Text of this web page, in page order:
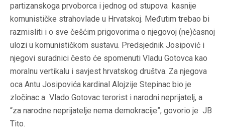
partizanskoga prvoborca i jednog od stupova kasnije
komunističke strahovlade u Hrvatskoj. Međutim trebao bi
razmisliti i o sve češćim prigovorima o njegovoj (ne)časnoj
ulozi u komunističkom sustavu. Predsjednik Josipović i
njegovi suradnici često će spomenuti Vladu Gotovca kao
moralnu vertikalu i savjest hrvatskog društva. Za njegova
oca Antu Josipovića kardinal Alojzije Stepinac bio je
zločinac a Vlado Gotovac terorist i narodni neprijatelj, a
“za narodne neprijatelje nema demokracije”, govorio je JB
Tito.